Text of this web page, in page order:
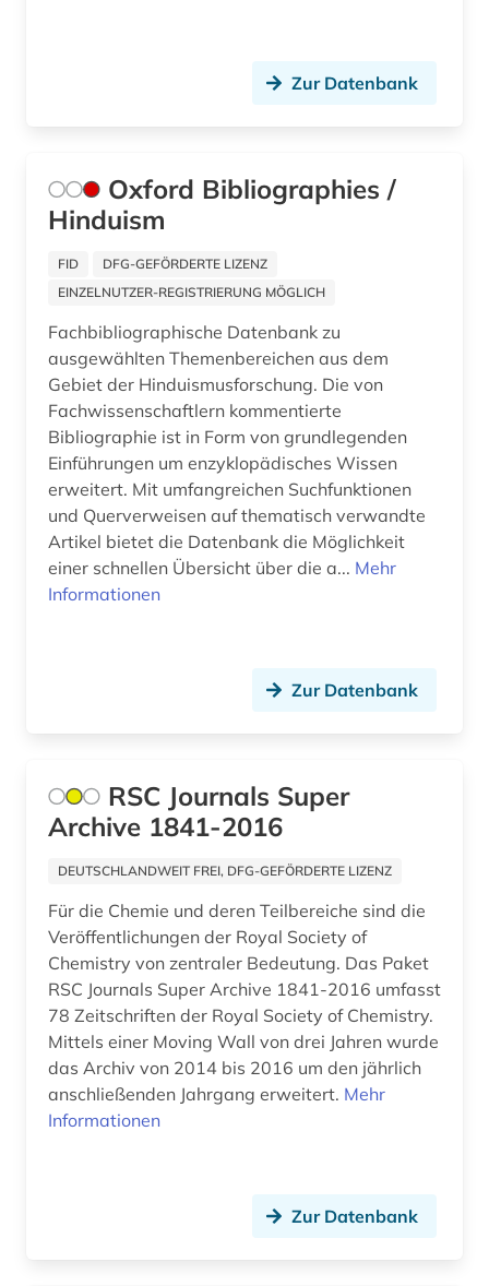
bibliographie 1900-2000 (1)
bibliographie 1964-1999 (1)
bibliographische zeitschrift (1)
bibliograpie (1)
bibliothek (8)
bibliotheksgeschichte (1)
biblische archäologie (1)
bilddatenbank (2)
bildnismalerei (1)
bildstock (1)
bildung (8)
bildung in der sozialarbeit (1)
bildungstheorie (1)
Zur Datenbank
Oxford Bibliographies /
Hinduism
FID
DFG-GEFÖRDERTE LIZENZ
EINZELNUTZER-REGISTRIERUNG MÖGLICH
Fachbibliographische Datenbank zu
ausgewählten Themenbereichen aus dem
Gebiet der Hinduismusforschung. Die von
Fachwissenschaftlern kommentierte
Bibliographie ist in Form von grundlegenden
Einführungen um enzyklopädisches Wissen
erweitert. Mit umfangreichen Suchfunktionen
und Querverweisen auf thematisch verwandte
Artikel bietet die Datenbank die Möglichkeit
einer schnellen Übersicht über die a... Mehr
Informationen
Zur Datenbank
RSC Journals Super
Archive 1841-2016
DEUTSCHLANDWEIT FREI, DFG-GEFÖRDERTE LIZENZ
Für die Chemie und deren Teilbereiche sind die
Veröffentlichungen der Royal Society of
Chemistry von zentraler Bedeutung. Das Paket
RSC Journals Super Archive 1841-2016 umfasst
78 Zeitschriften der Royal Society of Chemistry.
Mittels einer Moving Wall von drei Jahren wurde
das Archiv von 2014 bis 2016 um den jährlich
anschließenden Jahrgang erweitert. Mehr
Informationen
Zur Datenbank